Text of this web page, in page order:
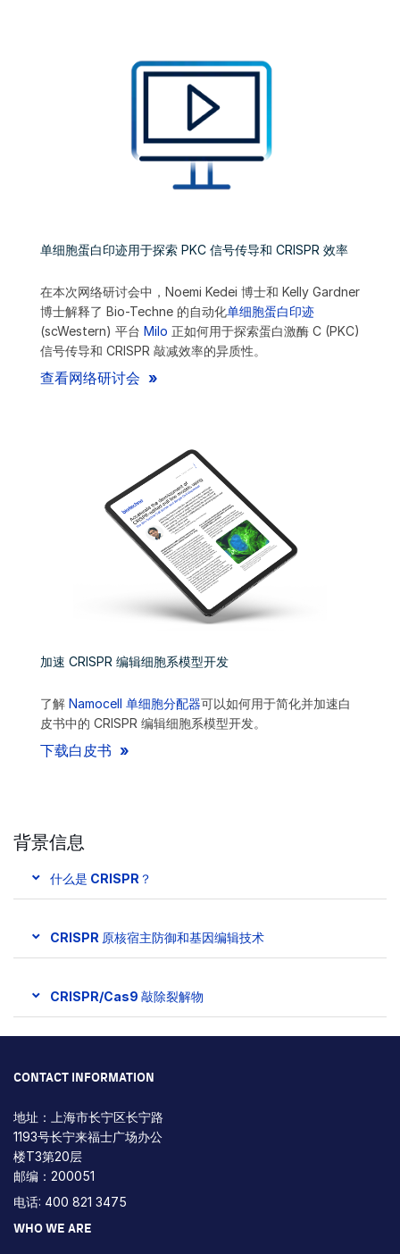
单细胞蛋白印迹用于探索 PKC 信号传导和 CRISPR 效率
在本次网络研讨会中，Noemi Kedei 博士和 Kelly Gardner
博士解释了 Bio-Techne 的自动化单细胞蛋白印迹
(scWestern) 平台 Milo 正如何用于探索蛋白激酶 C (PKC)
信号传导和 CRISPR 敲减效率的异质性。
查看网络研讨会
加速 CRISPR 编辑细胞系模型开发
了解 Namocell 单细胞分配器可以如何用于简化并加速白
皮书中的 CRISPR 编辑细胞系模型开发。
下载白皮书
背景信息
什么是 CRISPR？
CRISPR 原核宿主防御和基因编辑技术
CRISPR/Cas9 敲除裂解物
CONTACT INFORMATION
地址：上海市长宁区长宁路
1193号长宁来福士广场办公
楼T3第20层
邮编：200051
电话: 400 821 3475
WHO WE ARE